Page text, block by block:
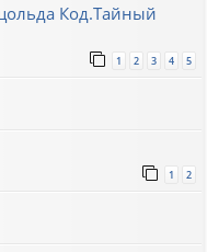
Код.Тайный
1 2 3 4 5
1 2